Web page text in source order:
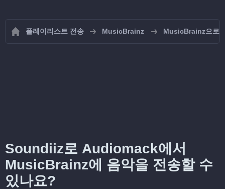
플레이리스트 전송 MusicBrainz MusicBrainz으로
Soundiiz로 Audiomack에서
MusicBrainz에 음악을 전송할 수
있나요?